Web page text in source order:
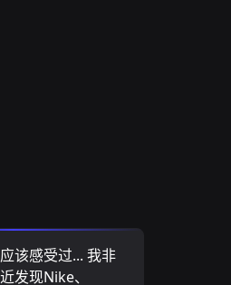
该感受过... 我非
发现Nike、